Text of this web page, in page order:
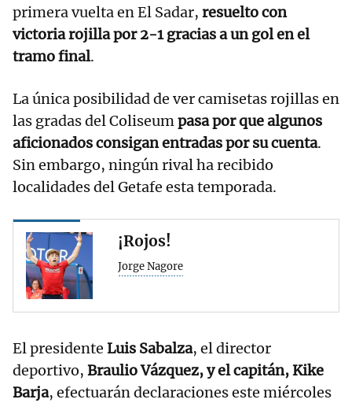
primera vuelta en El Sadar, resuelto con
victoria rojilla por 2-1 gracias a un gol en el
tramo final.
La única posibilidad de ver camisetas rojillas en
las gradas del Coliseumpasa por que algunos
aficionados consigan entradas por su cuenta.
Sin embargo, ningún rival ha recibido
localidades del Getafe esta temporada.
¡Rojos!
Jorge Nagore
El presidente Luis Sabalza, el director
deportivo, Braulio Vázquez, y el capitán, Kike
Barja, efectuarán declaraciones este miércoles